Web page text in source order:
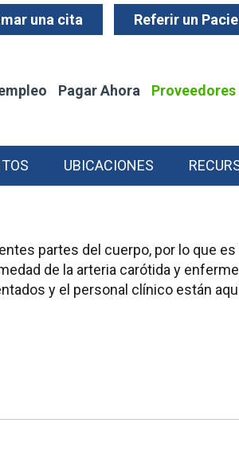
una cita Referir un
Pagar Ahora
UBICACIONES
partes del cuerpo, por lo que
de la arteria carótida y
y el personal clínico están